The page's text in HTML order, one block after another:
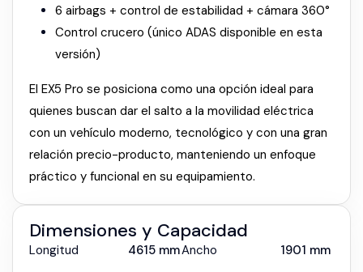
6 airbags + control de estabilidad + cámara 360°
Control crucero (único ADAS disponible en esta
versión)
El EX5 Pro se posiciona como una opción ideal para
quienes buscan dar el salto a la movilidad eléctrica
con un vehículo moderno, tecnológico y con una gran
relación precio-producto, manteniendo un enfoque
práctico y funcional en su equipamiento.
Dimensiones y Capacidad
Longitud
4615 mmAncho 1901 mm